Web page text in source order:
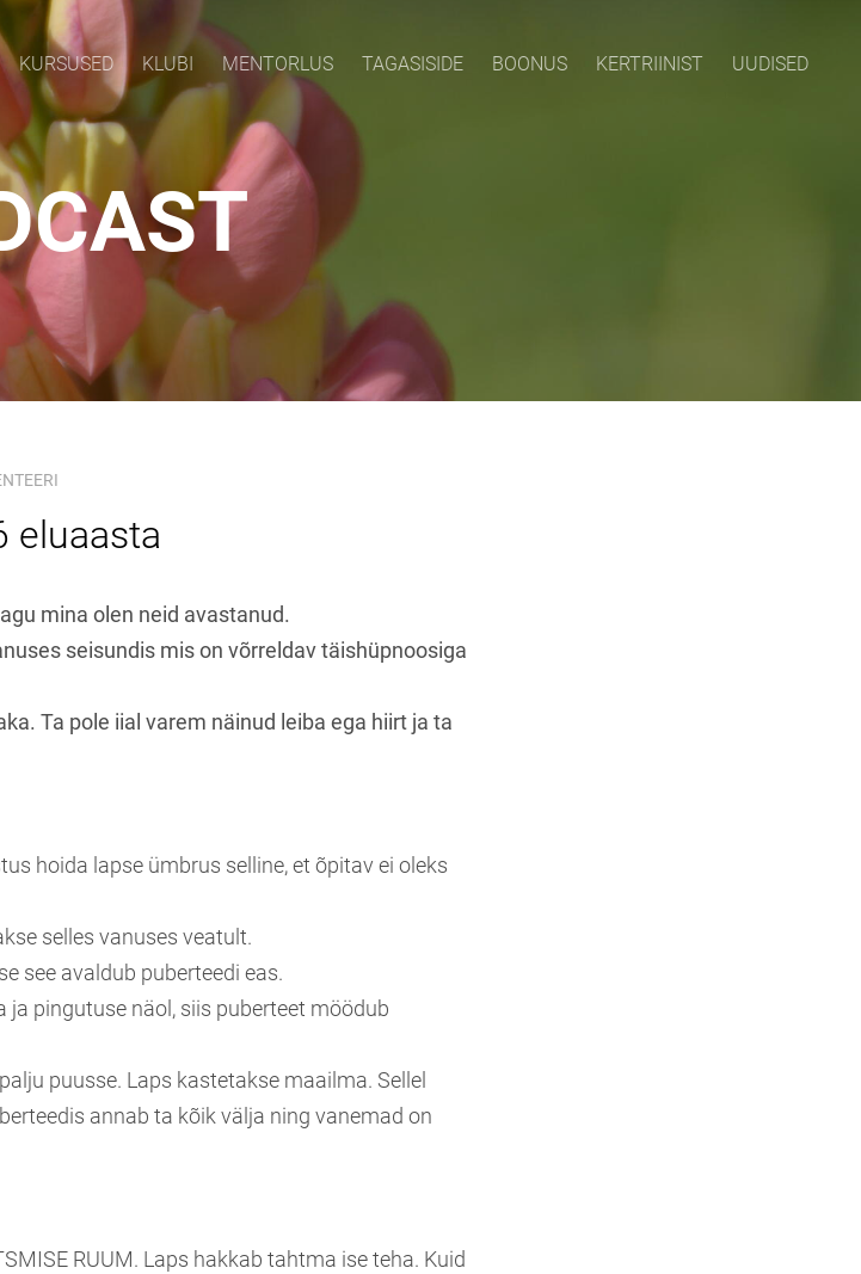
KURSUSED KLUBI MENTORLUS TAGASISIDE BOONUS KERTRIINIST UUDISED
eluaasta
mina olen neid avastanud.
seisundis mis on võrreldav täishüpnoosiga
Ta pole iial varem näinud leiba ega hiirt ja ta
hoida lapse ümbrus selline, et õpitav ei oleks
selles vanuses veatult.
see avaldub puberteedi eas.
ja pingutuse näol, siis puberteet möödub
puusse. Laps kastetakse maailma. Sellel
annab ta kõik välja ning vanemad on
RUUM. Laps hakkab tahtma ise teha. Kuid